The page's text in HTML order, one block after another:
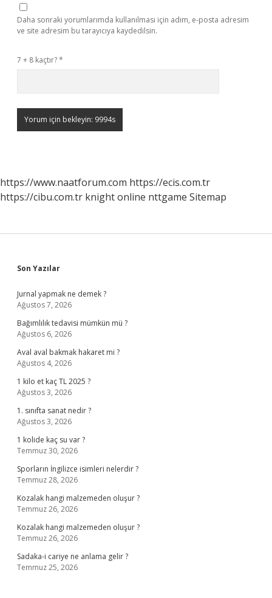
Daha sonraki yorumlarımda kullanılması için adım, e-posta adresim
ve site adresim bu tarayıcıya kaydedilsin.
7 + 8 kaçtır?*
https://www.naatforum.com https://ecis.com.tr
https://cibu.com.tr knight online nttgame Sitemap
Sidebar
Son Yazılar
Jurnal yapmak ne demek ?
Ağustos 7, 2026
Bağımlılık tedavisi mümkün mü ?
Ağustos 6, 2026
Aval aval bakmak hakaret mi ?
Ağustos 4, 2026
1 kilo et kaç TL 2025 ?
Ağustos 3, 2026
1. sınıfta sanat nedir ?
Ağustos 3, 2026
1 kolide kaç su var ?
Temmuz 30, 2026
Sporların İngilizce isimleri nelerdir ?
Temmuz 28, 2026
Kozalak hangi malzemeden oluşur ?
Temmuz 26, 2026
Kozalak hangi malzemeden oluşur ?
Temmuz 26, 2026
Sadaka-i cariye ne anlama gelir ?
Temmuz 25, 2026